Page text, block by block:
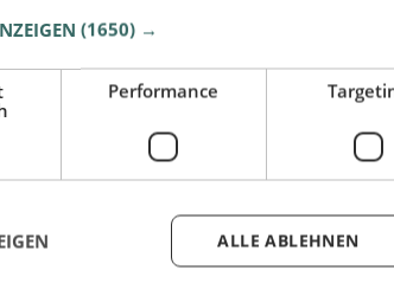
besonders bei glutenfrei, vegan, vegetarisch
(1650) →
Performance
ALLE ABLEHNEN